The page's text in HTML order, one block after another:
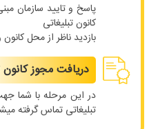
پاسخ و تایید سازمان
کانون تبلیغاتی
بازدید ناظر از محل کانون
دریافت مجوز کانون
در این مرحله با شما
تبلیغاتی تماس گرفته